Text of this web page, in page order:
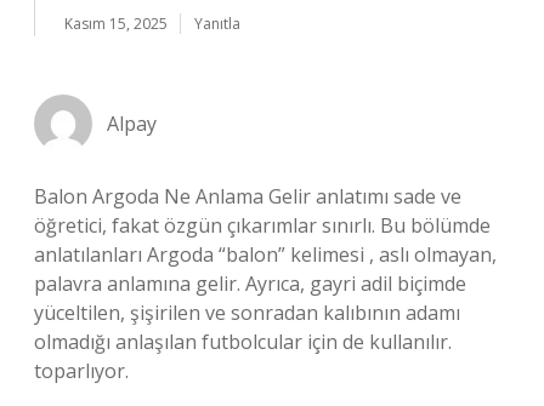
Kasım 15, 2025 Yanıtla
Alpay
Balon Argoda Ne Anlama Gelir anlatımı sade ve
öğretici, fakat özgün çıkarımlar sınırlı. Bu bölümde
anlatılanları Argoda “balon” kelimesi , aslı olmayan,
palavra anlamına gelir. Ayrıca, gayri adil biçimde
yüceltilen, şişirilen ve sonradan kalıbının adamı
olmadığı anlaşılan futbolcular için de kullanılır.
toparlıyor.